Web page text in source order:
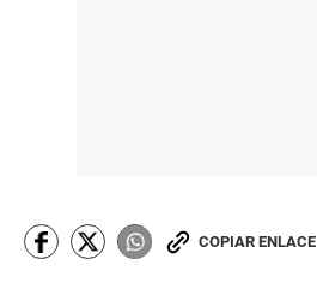
COPIAR ENLACE